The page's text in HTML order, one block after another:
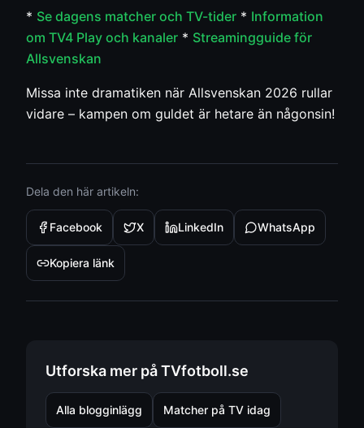
* Se dagens matcher och TV-tider * Information
om TV4 Play och kanaler * Streamingguide för
Allsvenskan
Missa inte dramatiken när Allsvenskan 2026 rullar
vidare – kampen om guldet är hetare än någonsin!
Dela den här artikeln:
Facebook X LinkedIn WhatsApp
Kopiera länk
Utforska mer på TVfotboll.se
Alla blogginlägg Matcher på TV idag